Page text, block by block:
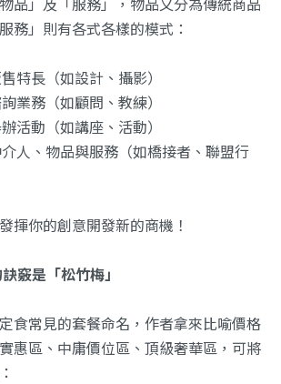
品」及「服務」，物品又分為傳統商品
務」則有各式各樣的模式：
特長（如設計、攝影）
業務（如顧問、教練）
活動（如講座、活動）
人、物品與服務（如橋接者、聯盟行
揮你的創意開發新的商機！
竅是「松竹梅」
食常見的套餐命名，作者拿來比喻價格
惠區、中庸價位區、頂級奢華區，可將